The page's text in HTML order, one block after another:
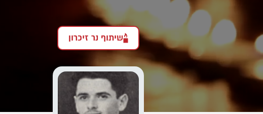
שיתוף נר זיכרון